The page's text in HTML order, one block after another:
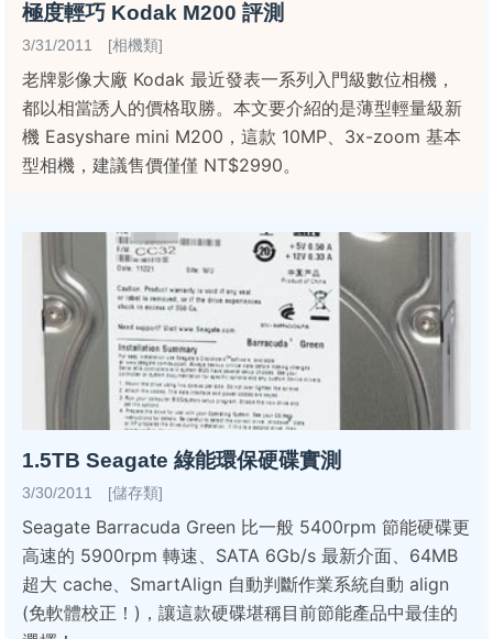
極度輕巧 Kodak M200 評測
3/31/2011 [相機類]
老牌影像大廠 Kodak 最近發表一系列入門級數位相機，
都以相當誘人的價格取勝。本文要介紹的是薄型輕量級新
機 Easyshare mini M200，這款 10MP、3x-zoom 基本
型相機，建議售價僅僅 NT$2990。
1.5TB Seagate 綠能環保硬碟實測
3/30/2011 [儲存類]
Seagate Barracuda Green 比一般 5400rpm 節能硬碟更
高速的 5900rpm 轉速、SATA 6Gb/s 最新介面、64MB
超大 cache、SmartAlign 自動判斷作業系統自動 align
(免軟體校正！)，讓這款硬碟堪稱目前節能產品中最佳的